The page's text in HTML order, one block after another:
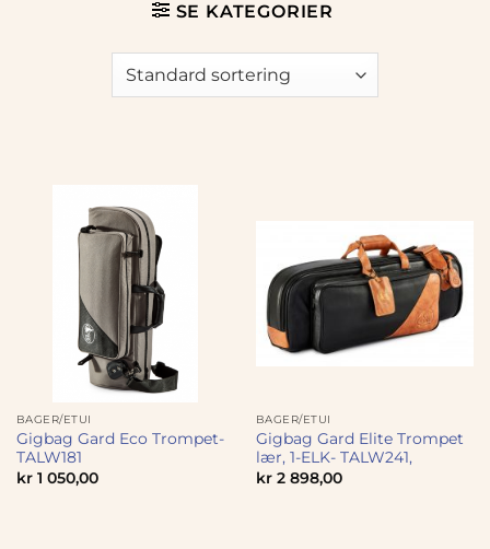
SE KATEGORIER
BAGER/ETUI
Gigbag Gard Eco Trompet-
TALW181
kr1 050,00
BAGER/ETUI
Gigbag Gard Elite Trompet
lær, 1-ELK- TALW241,
kr2 898,00